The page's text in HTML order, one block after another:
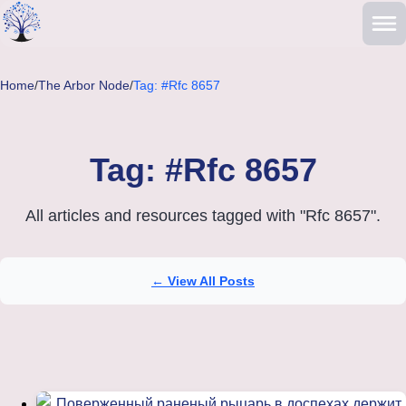
Skip to main content
Home/The Arbor Node/Tag: #Rfc 8657
Tag: #Rfc 8657
All articles and resources tagged with "Rfc 8657".
← View All Posts